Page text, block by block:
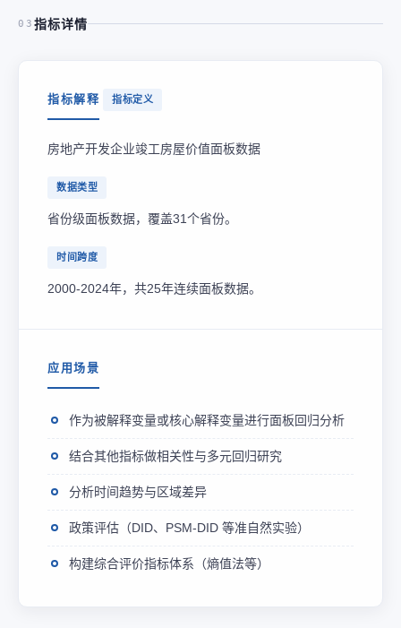
03 指标详情
指标解释 指标定义
房地产开发企业竣工房屋价值面板数据
数据类型
省份级面板数据，覆盖31个省份。
时间跨度
2000-2024年，共25年连续面板数据。
应用场景
作为被解释变量或核心解释变量进行面板回归分析
结合其他指标做相关性与多元回归研究
分析时间趋势与区域差异
政策评估（DID、PSM-DID 等准自然实验）
构建综合评价指标体系（熵值法等）